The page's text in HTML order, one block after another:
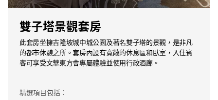
雙子塔景觀套房
此套房坐擁吉隆坡城中城公園及著名雙子塔的景觀，是非凡
的都市休憩之所。套房內設有寬敞的休息區和臥室，入住賓
客可享受文華東方會專屬體驗並使用行政酒廊。
精選項目包括：